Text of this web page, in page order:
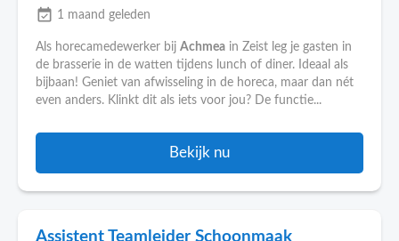
event_available 1 maand geleden
Als horecamedewerker bij Achmea in Zeist leg je gasten in
de brasserie in de watten tijdens lunch of diner. Ideaal als
bijbaan! Geniet van afwisseling in de horeca, maar dan nét
even anders. Klinkt dit als iets voor jou? De functie...
Bekijk nu
Assistent Teamleider Schoonmaak